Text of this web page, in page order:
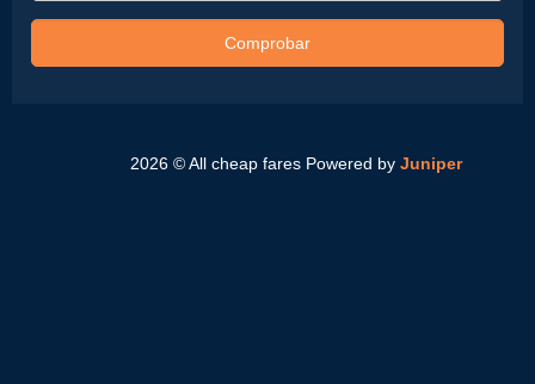
Comprobar
2026 © All cheap fares Powered by Juniper